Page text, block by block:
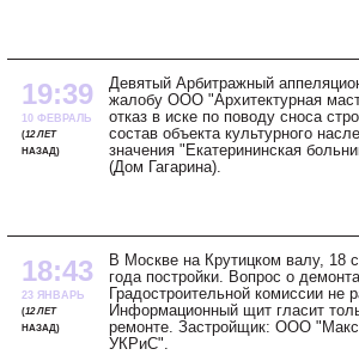
19:39
10 ФЕВРАЛЬ
12 ЛЕТ
НАЗАД
Девятый Арбитражный
жалобу ООО "Архитектурная
отказ в иске по поводу сноса
состав объекта культурного
значения "Екатерининская
(Дом Гагарина).
18:43
23 ЯНВАРЬ
12 ЛЕТ
НАЗАД
В Москве на Крутицком валу, 18
года постройки. Вопрос о
Градостроительной комиссии не
Информационный щит гласит
ремонте. Застройщик: ООО
УКРиС".